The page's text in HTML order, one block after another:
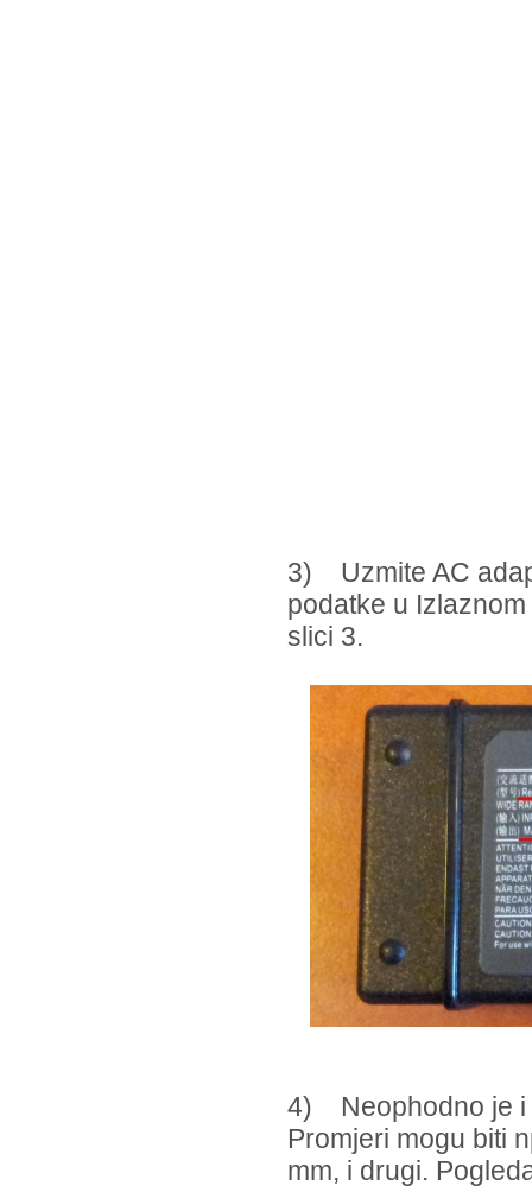
3) Uzmite AC
podatke u
slici 3.
4) Neophodno je i
Promjeri mogu biti
mm, i drugi.